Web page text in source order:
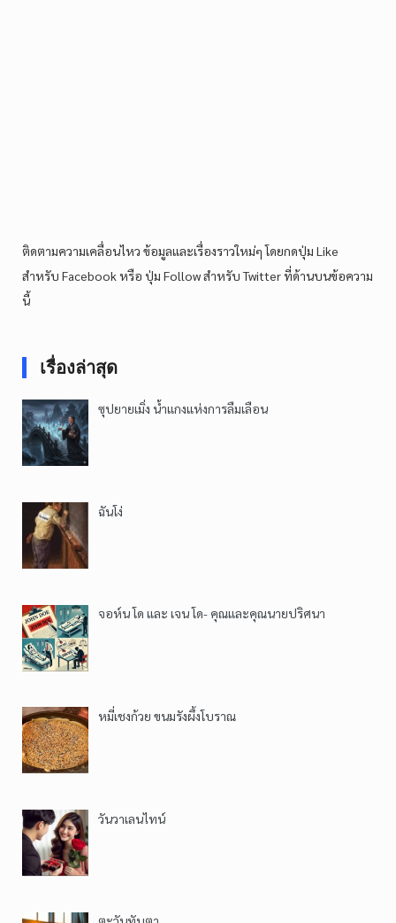
ติดตามความเคลื่อนไหว ข้อมูลและเรื่องราวใหม่ๆ โดยกดปุ่ม Like
สำหรับ Facebook หรือ ปุ่ม Follow สำหรับ Twitter ที่ด้านบนข้อความ
นี้
เรื่องล่าสุด
ซุปยายเมิ่ง น้ำแกงแห่งการลืมเลือน
ฉันโง่
จอห์น โด และ เจน โด- คุณและคุณนายปริศนา
หมี่เชงก้วย ขนมรังผึ้งโบราณ
วันวาเลนไทน์